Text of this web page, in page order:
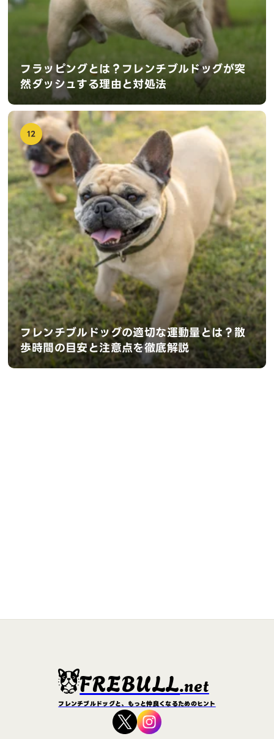
フラッピングとは？フレンチブルドッグが突
然ダッシュする理由と対処法
12
フレンチブルドッグの適切な運動量とは？散
歩時間の目安と注意点を徹底解説
FREBULL.net
フレンチブルドッグと、もっと仲良くなるためのヒント